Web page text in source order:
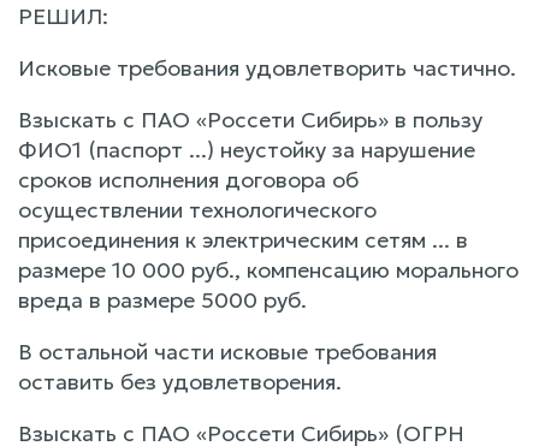
РЕШИЛ:
Исковые требования удовлетворить частично.
Взыскать с ПАО «Россети Сибирь» в пользу
ФИО1 (паспорт ...) неустойку за нарушение
сроков исполнения договора об
осуществлении технологического
присоединения к электрическим сетям ... в
размере 10 000 руб., компенсацию морального
вреда в размере 5000 руб.
В остальной части исковые требования
оставить без удовлетворения.
Взыскать с ПАО «Россети Сибирь» (ОГРН